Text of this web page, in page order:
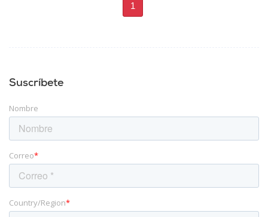
1
Suscríbete
Nombre
Correo*
Country/Region*